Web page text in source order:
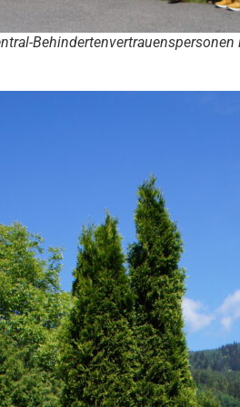
Behindertenvertrauenspersonen